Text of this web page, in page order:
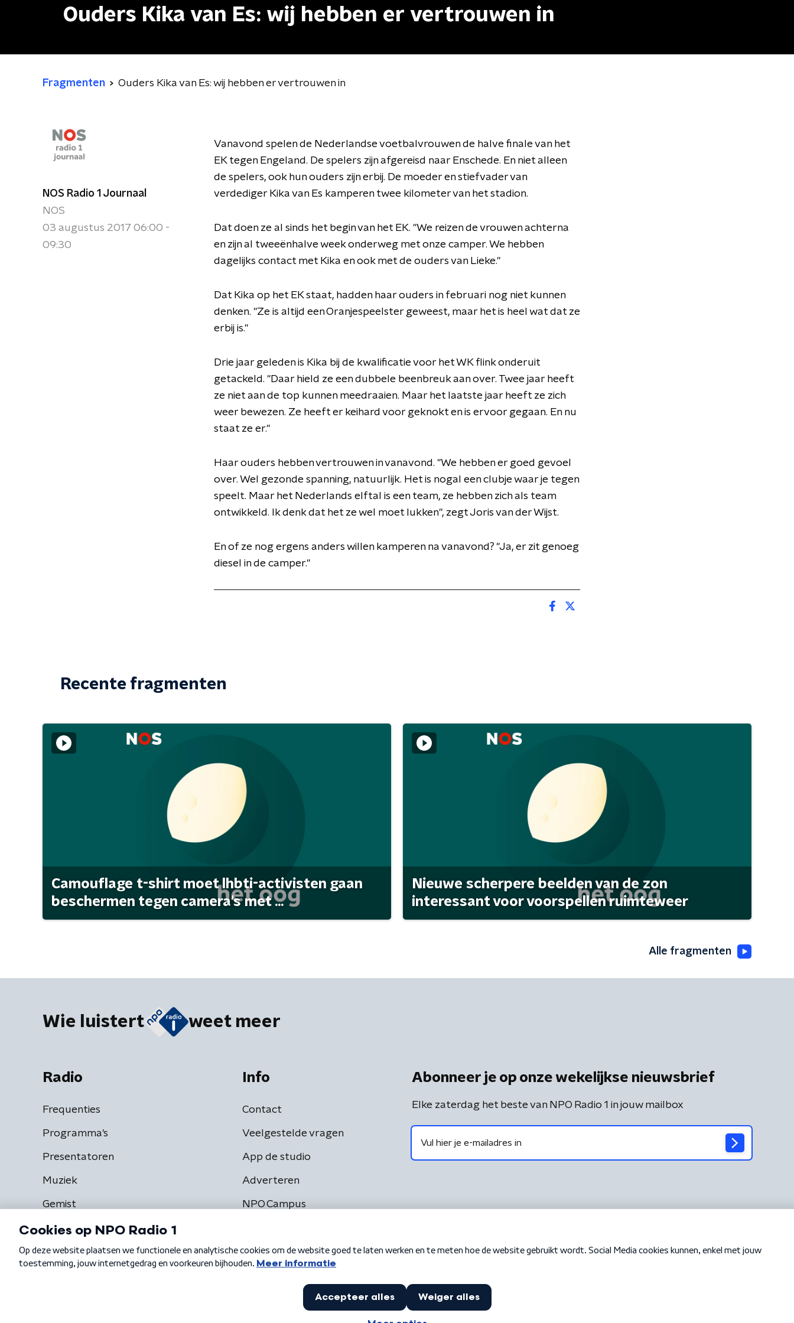
Ouders Kika van Es: wij hebben er vertrouwen in
Fragmenten Ouders Kika van Es: wij hebben er vertrouwen in
NOS Radio 1 Journaal
NOS
03 augustus 2017 06:00 -
09:30
Vanavond spelen de Nederlandse voetbalvrouwen de halve finale van het
EK tegen Engeland. De spelers zijn afgereisd naar Enschede. En niet alleen
de spelers, ook hun ouders zijn erbij. De moeder en stiefvader van
verdediger Kika van Es kamperen twee kilometer van het stadion.
Dat doen ze al sinds het begin van het EK. "We reizen de vrouwen achterna
en zijn al tweeënhalve week onderweg met onze camper. We hebben
dagelijks contact met Kika en ook met de ouders van Lieke."
Dat Kika op het EK staat, hadden haar ouders in februari nog niet kunnen
denken. "Ze is altijd een Oranjespeelster geweest, maar het is heel wat dat ze
erbij is."
Drie jaar geleden is Kika bij de kwalificatie voor het WK flink onderuit
getackeld. "Daar hield ze een dubbele beenbreuk aan over. Twee jaar heeft
ze niet aan de top kunnen meedraaien. Maar het laatste jaar heeft ze zich
weer bewezen. Ze heeft er keihard voor geknokt en is ervoor gegaan. En nu
staat ze er."
Haar ouders hebben vertrouwen in vanavond. "We hebben er goed gevoel
over. Wel gezonde spanning, natuurlijk. Het is nogal een clubje waar je tegen
speelt. Maar het Nederlands elftal is een team, ze hebben zich als team
ontwikkeld. Ik denk dat het ze wel moet lukken", zegt Joris van der Wijst.
En of ze nog ergens anders willen kamperen na vanavond? "Ja, er zit genoeg
diesel in de camper."
Recente fragmenten
Camouflage t-shirt moet lhbti-activisten gaan
beschermen tegen camera's met ...
Nieuwe scherpere beelden van de zon
interessant voor voorspellen ruimteweer
Alle fragmenten
Wie luistert weet meer
Radio
Frequenties
Programma's
Presentatoren
Muziek
Gemist
Info
Contact
Veelgestelde vragen
App de studio
Adverteren
NPO Campus
Abonneer je op onze wekelijkse nieuwsbrief
Elke zaterdag het beste van NPO Radio 1 in jouw mailbox
Algemene voorwaarden Privacybeleid